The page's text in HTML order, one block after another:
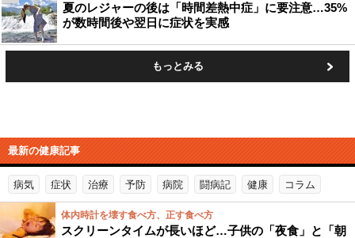
夏のレジャーの後は「時間差熱中症」に要注意…35%
が数時間後や翌日に症状を実感
もっとみる
最新の健康記事
病気 症状 治療 予防 病院 闘病記 健康 コラム
体内時計を壊す食べ方、正す食べ方
スクリーンタイムが長いほど…子供の「夜食」と「朝